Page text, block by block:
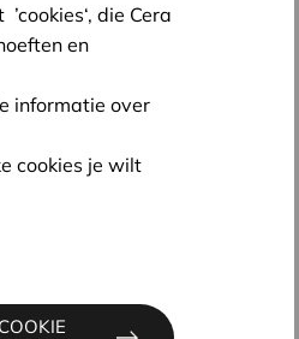
die Cera
en
informatie over
cookies je wilt
COOKIE